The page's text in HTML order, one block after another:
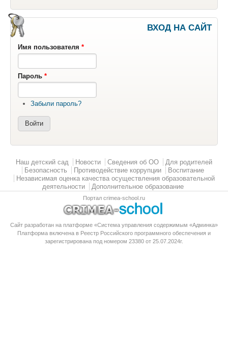
ВХОД НА САЙТ
Имя пользователя *
Пароль *
Забыли пароль?
Главное меню
Наш детский сад Новости Сведения об ОО
Для родителей
Безопасность
Противодействие коррупции
Воспитание
Независимая оценка качества осуществления образовательной
деятельности
Дополнительное образование
Портал crimea-school.ru
Сайт разработан на платформе «Система управления содержимым «Админка»
Платформа включена в Реестр Российского программного обеспечения и
зарегистрирована под номером 23380 от 25.07.2024г.